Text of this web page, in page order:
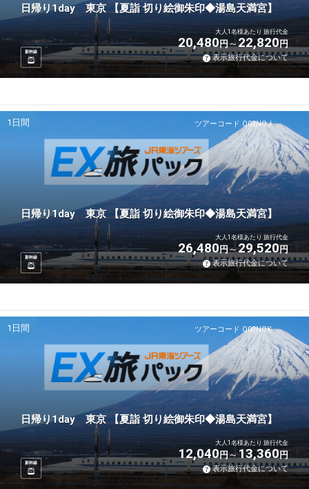
日帰り1day 東京 【夏詣 切り絵御朱印◆湯島天満宮】
新幹線
大人1名様あたり 旅行代金
20,480円 22,820円
表示旅行代金について
ツアーコード Q02NOJ
1日間
日帰り1day 東京 【夏詣 切り絵御朱印◆湯島天満宮】
新幹線
大人1名様あたり 旅行代金
26,480円 29,520円
表示旅行代金について
ツアーコード Q02NOK
1日間
日帰り1day 東京 【夏詣 切り絵御朱印◆湯島天満宮】
新幹線
大人1名様あたり 旅行代金
12,040円 13,360円
表示旅行代金について